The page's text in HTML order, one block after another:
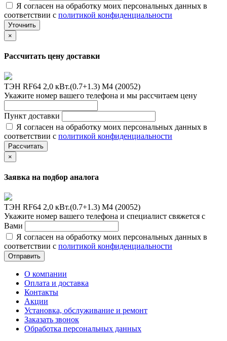
Я согласен на обработку моих персональных данных в
соответствии с политикой конфиденциальности
Уточнить
×
Рассчитать цену доставки
ТЭН RF64 2,0 кВт.(0.7+1.3) M4 (20052)
Укажите номер вашего телефона и мы рассчитаем цену
Пункт доставки
Я согласен на обработку моих персональных данных в
соответствии с политикой конфиденциальности
Рассчитать
×
Заявка на подбор аналога
ТЭН RF64 2,0 кВт.(0.7+1.3) M4 (20052)
Укажите номер вашего телефона и специалист свяжется с
Вами
Я согласен на обработку моих персональных данных в
соответствии с политикой конфиденциальности
Отправить
О компании
Оплата и доставка
Контакты
Акции
Установка, обслуживание и ремонт
Заказать звонок
Обработка персональных данных